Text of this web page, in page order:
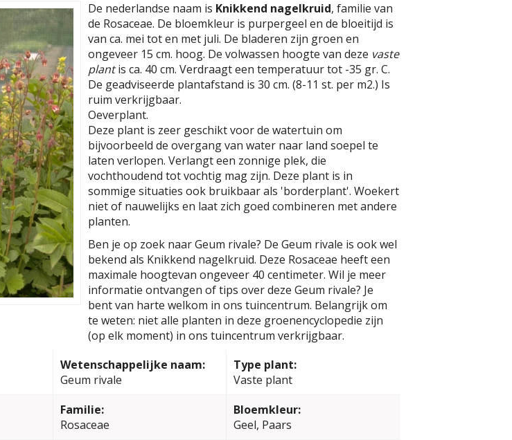
De nederlandse naam is Knikkend nagelkruid, familie van
de Rosaceae. De bloemkleur is purpergeel en de bloeitijd is
van ca. mei tot en met juli. De bladeren zijn groen en
ongeveer 15 cm. hoog. De volwassen hoogte van deze vaste
plantis ca. 40 cm. Verdraagt een temperatuur tot -35 gr. C.
De geadviseerde plantafstand is 30 cm. (8-11 st. per m2.) Is
ruim verkrijgbaar.
Oeverplant.
Deze plant is zeer geschikt voor de watertuin om
bijvoorbeeld de overgang van water naar land soepel te
laten verlopen. Verlangt een zonnige plek, die
vochthoudend tot vochtig mag zijn. Deze plant is in
sommige situaties ook bruikbaar als 'borderplant'. Woekert
niet of nauwelijks en laat zich goed combineren met andere
planten.
Ben je op zoek naar Geum rivale? De Geum rivale is ook wel
bekend als Knikkend nagelkruid. Deze Rosaceae heeft een
maximale hoogtevan ongeveer 40 centimeter. Wil je meer
informatie ontvangen of tips over deze Geum rivale? Je
bent van harte welkom in ons tuincentrum. Belangrijk om
te weten: niet alle planten in deze groenencyclopedie zijn
(op elk moment) in ons tuincentrum verkrijgbaar.
Wetenschappelijke naam:
Geum rivale
Type plant:
Vaste plant
Familie:
Rosaceae
Bloemkleur:
Geel, Paars